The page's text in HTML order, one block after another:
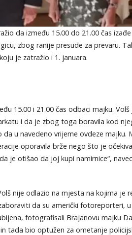
da između 15.00 do 21.00 čas
zbog ranije presude za prevaru.
je zatražio i 1. januara.
15.00 i 21.00 čas odbaci majku. Volš
i da je zbog toga boravila kod
u navedeno vrijeme ovdeze majku.
oporavila brže nego što je
je otišao da joj kupi namirnice“,
nije odlazio na mjesta na kojima je
da su američki fotoreporteri,
fotografisali Brajanovu majku
tada bio optužen za ometanje